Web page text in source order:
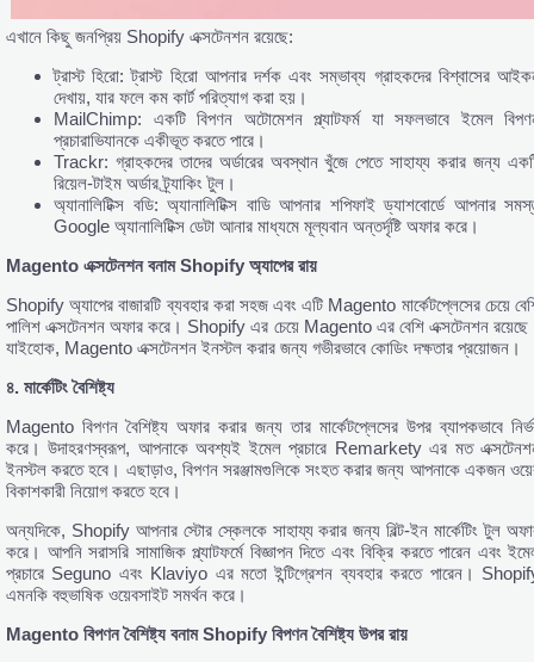
এখানে কিছু জনপ্রিয় Shopify এক্সটেনশন রয়েছে:
ট্রাস্ট হিরো: ট্রাস্ট হিরো আপনার দর্শক এবং সম্ভাব্য গ্রাহকদের বিশ্বাসের
দেখায়, যার ফলে কম কার্ট পরিত্যাগ করা হয়।
MailChimp: একটি বিপণন অটোমেশন প্ল্যাটফর্ম যা সফলভাবে ইমেল
প্রচারাভিযানকে একীভূত করতে পারে।
Trackr: গ্রাহকদের তাদের অর্ডারের অবস্থান খুঁজে পেতে সাহায্য করার জন্য
রিয়েল-টাইম অর্ডার ট্র্যাকিং টুল।
অ্যানালিটিক্স বডি: অ্যানালিটিক্স বাডি আপনার শপিফাই ড্যাশবোর্ডে আপনার
Google অ্যানালিটিক্স ডেটা আনার মাধ্যমে মূল্যবান অন্তর্দৃষ্টি অফার করে।
Magento এক্সটেনশনবনাম Shopify অ্যাপেররায়
Shopify অ্যাপের বাজারটি ব্যবহার করা সহজ এবং এটি Magento মার্কেটপ্লেসের চেয়ে
পালিশ এক্সটেনশন অফার করে। Shopify এর চেয়ে Magento এর বেশি এক্সটেনশন
যাইহোক, Magento এক্সটেনশন ইনস্টল করার জন্য গভীরভাবে কোডিং দক্ষতার প্রয়োজন।
৪. মার্কেটিংবৈশিষ্ট্য
Magento বিপণন বৈশিষ্ট্য অফার করার জন্য তার মার্কেটপ্লেসের উপর ব্যাপকভাবে
করে। উদাহরণস্বরূপ, আপনাকে অবশ্যই ইমেল প্রচারে Remarkety এর মত
ইনস্টল করতে হবে। এছাড়াও, বিপণন সরঞ্জামগুলিকে সংহত করার জন্য আপনাকে একজন
বিকাশকারী নিয়োগ করতে হবে।
অন্যদিকে, Shopify আপনার স্টোর স্কেলকে সাহায্য করার জন্য বিল্ট-ইন মার্কেটিং টুল
করে। আপনি সরাসরি সামাজিক প্ল্যাটফর্মে বিজ্ঞাপন দিতে এবং বিক্রি করতে পারেন এবং
প্রচারে Seguno এবং Klaviyo এর মতো ইন্টিগ্রেশন ব্যবহার করতে পারেন।
এমনকি বহুভাষিক ওয়েবসাইট সমর্থন করে।
Magento বিপণনবৈশিষ্ট্য বনাম Shopify বিপণনবৈশিষ্ট্য উপররায়